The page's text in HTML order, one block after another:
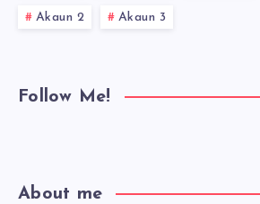
Akaun 2 Akaun 3
Follow Me!
About me